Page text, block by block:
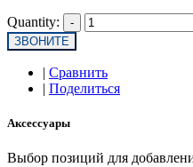
Quantity:
ЗВОНИТЕ
| Сравнить
| Поделиться
Аксессуары
Выбор позиций для